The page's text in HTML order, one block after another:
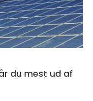
du mest ud af